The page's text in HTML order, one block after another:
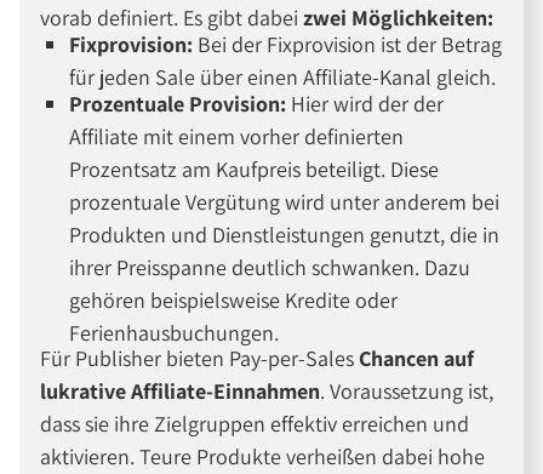
vorab definiert. Es gibt dabeizwei Möglichkeiten:
Fixprovision: Bei der Fixprovision ist der Betrag
für jeden Sale über einen Affiliate-Kanal gleich.
Prozentuale Provision: Hier wird der der
Affiliate mit einem vorher definierten
Prozentsatz am Kaufpreis beteiligt. Diese
prozentuale Vergütung wird unter anderem bei
Produkten und Dienstleistungen genutzt, die in
ihrer Preisspanne deutlich schwanken. Dazu
gehören beispielsweise Kredite oder
Ferienhausbuchungen.
Für Publisher bieten Pay-per-SalesChancen auf
lukrative Affiliate-Einnahmen. Voraussetzung ist,
dass sie ihre Zielgruppen effektiv erreichen und
aktivieren. Teure Produkte verheißen dabei hohe